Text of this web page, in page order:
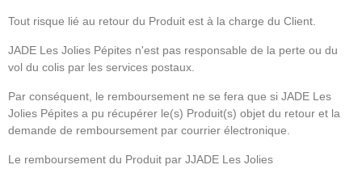
Tout risque lié au retour du Produit est à la charge du Client.
JADE Les Jolies Pépites n'est pas responsable de la perte ou du
vol du colis par les services postaux.
Par conséquent, le remboursement ne se fera que si JADE Les
Jolies Pépites a pu récupérer le(s) Produit(s) objet du retour et la
demande de remboursement par courrier électronique.
Le remboursement du Produit par JJADE Les Jolies